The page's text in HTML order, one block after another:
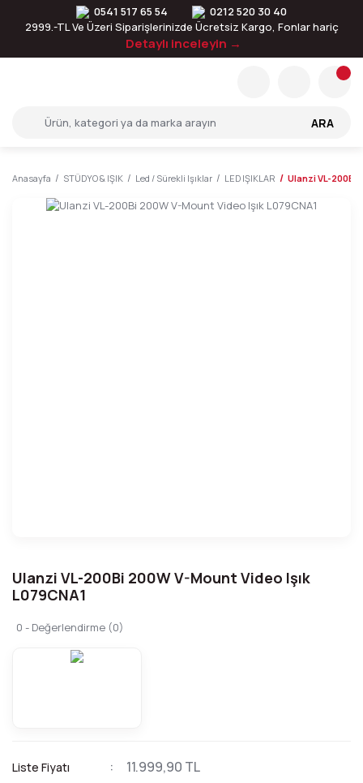
0541 517 65 54
0212 520 30 40
2999.-TL Ve Üzeri Siparişlerinizde Ücretsiz Kargo, Fonlar hariç
Detaylı inceleyin →
ARA
Anasayfa STÜDYO & IŞIK Led / Sürekli Işıklar LED IŞIKLAR Ulanzi VL-200Bi
Ulanzi VL-200Bi 200W V-Mount Video Işık
L079CNA1
0 - Değerlendirme (0)
Liste Fiyatı 11.999,90 TL